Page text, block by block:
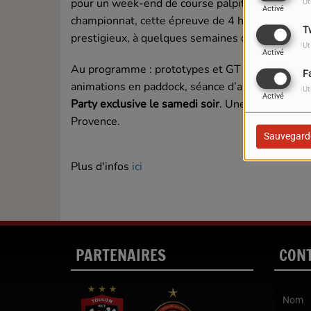
Activé
Activé
Activé
pour un week-end de course palpitant dans le
championnat, cette épreuve de 4 heures
prestigieux, à quelques semaines des 24
Au programme : prototypes et GT en piste,
animations en paddock, séance
Party exclusive le samedi soir. Une immersion
Provence.
Plus d'infos ici
PARTENAIRES